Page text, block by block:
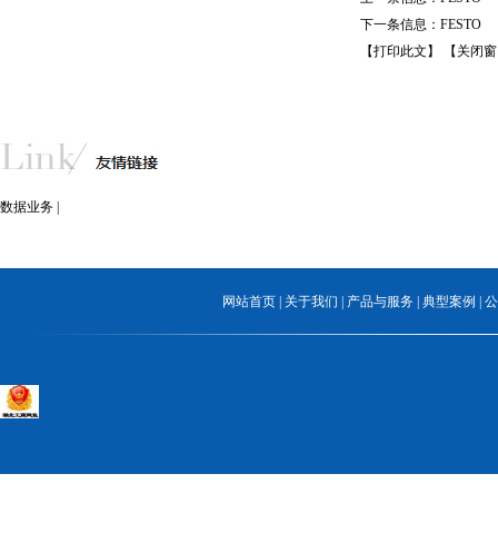
下一条信息： FESTO
【打印此文】
【关闭
数据业务
网站首页 关于我们 产品与服务 典型案例